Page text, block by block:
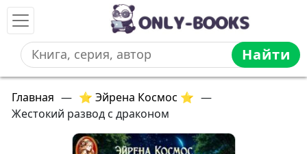
Найти
Главная — ⭐ Эйрена Космос ⭐ —
Жестокий развод с драконом